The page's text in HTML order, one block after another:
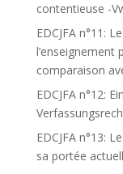
contentieuse -
EDCJFA n°11:
l’enseignement
comparaison
EDCJFA n°12:
EDCJFA n°13:
sa portée